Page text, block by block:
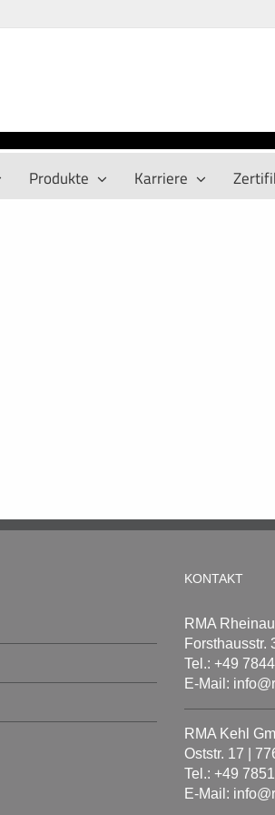
Produkte Karriere
KONTAKT
RMA
Forsthausstr.
Tel.: +49
E-Mail:
RMA Kehl
Oststr. 17 |
Tel.: +49
E-Mail: